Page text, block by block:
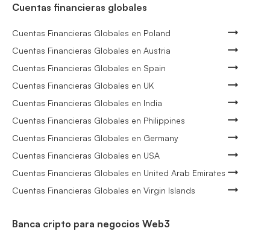
Cuentas financieras globales
Cuentas Financieras Globales en Poland
Cuentas Financieras Globales en Austria
Cuentas Financieras Globales en Spain
Cuentas Financieras Globales en UK
Cuentas Financieras Globales en India
Cuentas Financieras Globales en Philippines
Cuentas Financieras Globales en Germany
Cuentas Financieras Globales en USA
Cuentas Financieras Globales en United Arab Emirates
Cuentas Financieras Globales en Virgin Islands
Banca cripto para negocios Web3